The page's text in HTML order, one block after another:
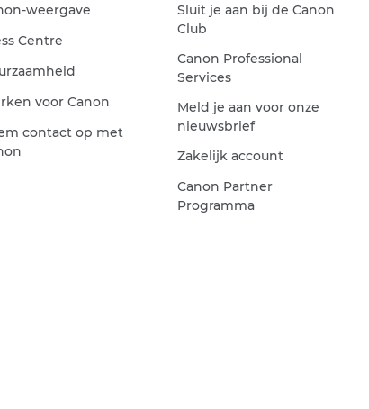
weergave
Centre
voor Canon
contact op met
Sluit je aan bij de Canon
Club
Canon Professional
Services
Meld je aan voor onze
nieuwsbrief
Zakelijk account
Canon Partner
Programma